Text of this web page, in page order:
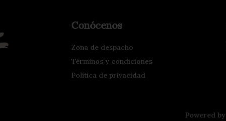
Conócenos
Zona de despacho
Términos y condiciones
Política de privacidad
Powered by